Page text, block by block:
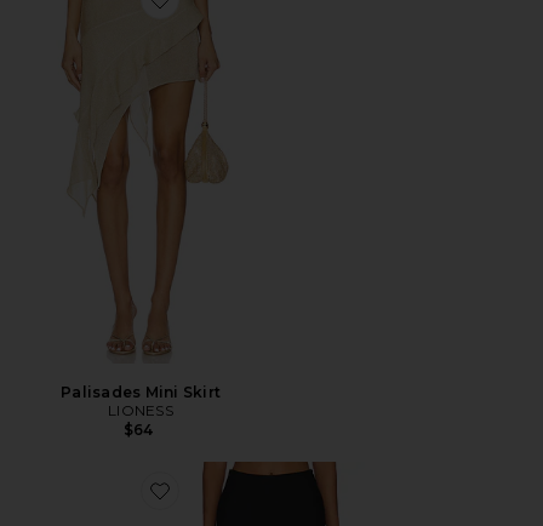
Favorite Palisades Mini Skirt
Palisades Mini Skirt
LIONESS
$64
Favorite Chaya Capri